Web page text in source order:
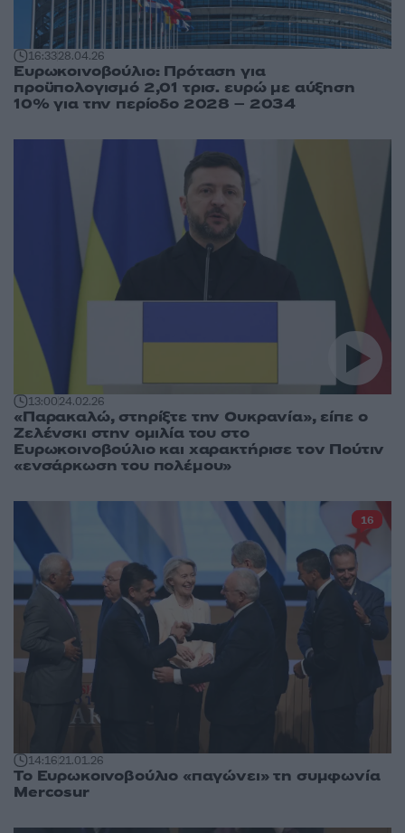
16:3328.04.26
Ευρωκοινοβούλιο: Πρόταση για
προϋπολογισμό 2,01 τρισ. ευρώ με αύξηση
10% για την περίοδο 2028 – 2034
13:0024.02.26
«Παρακαλώ, στηρίξτε την Ουκρανία», είπε ο
Ζελένσκι στην ομιλία του στο
Ευρωκοινοβούλιο και χαρακτήρισε τον Πούτιν
«ενσάρκωση του πολέμου»
14:1621.01.26
Το Ευρωκοινοβούλιο «παγώνει» τη συμφωνία
Mercosur
16